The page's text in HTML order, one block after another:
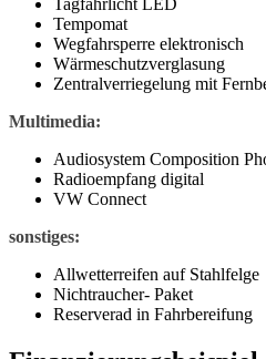
Tagfahrlicht LED
Tempomat
Wegfahrsperre elektronisch
Wärmeschutzverglasung
Zentralverriegelung mit
Multimedia:
Audiosystem Composition
Radioempfang digital
VW Connect
sonstiges:
Allwetterreifen auf Stahlfelge
Nichtraucher- Paket
Reserverad in Fahrbereifung